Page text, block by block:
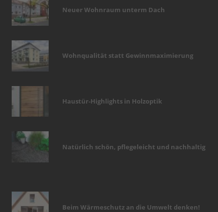
Neuer Wohnraum unterm Dach
Wohnqualität statt Gewinnmaximierung
Haustür-Highlights in Holzoptik
Natürlich schön, pflegeleicht und nachhaltig
Beim Wärmeschutz an die Umwelt denken!